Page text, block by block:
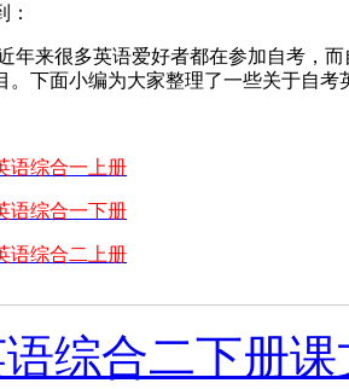
：
很多英语爱好者都在参加自考，而
。下面小编为大家整理了一些关于自
语综合一上册
语综合一下册
语综合二上册
综合二下册课